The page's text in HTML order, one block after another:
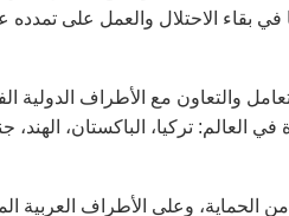
بقاء الاحتلال والعمل على
والتعاون مع الأطراف الدولية
العالم: تركيا، الباكستان، الهند،
الحماية، وعلى الأطراف العربية